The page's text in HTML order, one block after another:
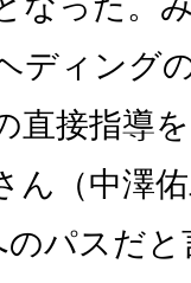
ディング
直接指導
ん（中澤
パスだ